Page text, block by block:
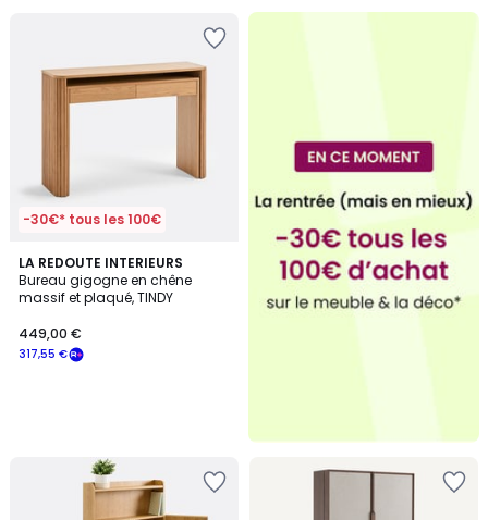
-30€* tous les 100€
LA REDOUTE INTERIEURS
Bureau gigogne en chêne
massif et plaqué, TINDY
317,55 €
449,00 €